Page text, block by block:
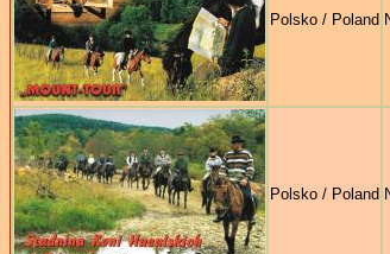
Polsko / Poland
Polsko / Poland